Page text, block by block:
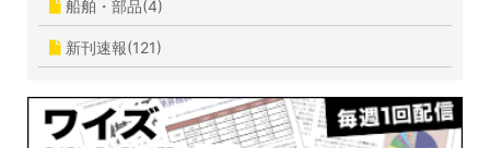
船舶・部品(4)
新刊速報(121)